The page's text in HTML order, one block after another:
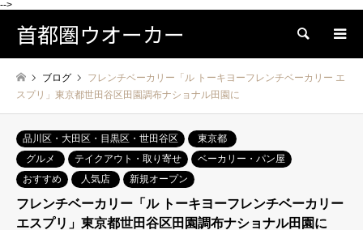
-->
首都圏ウオーカー 検索
ブログ
フレンチベーカリー「ル トーキヨーフレンチベーカリー エ
スプリ」東京都世田谷区田園調布ナショナル田園に
品川区・大田区・目黒区・世田谷区
東京都
グルメ
テイクアウト・取り寄せ
ベーカリー・パン屋
おすすめ
人気店 新規オープン
フレンチベーカリー「ル トーキヨーフレンチベーカリー
エスプリ」東京都世田谷区田園調布ナショナル田園に